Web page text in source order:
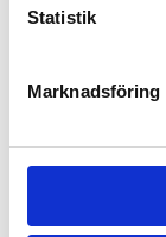
Statistik
Marknadsföring
1,299kr